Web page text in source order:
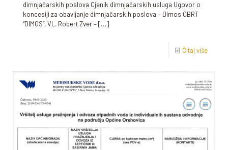
dimnjačarskih poslova Cjenik dimnjačarskih usluga Ugovor o
koncesiji za obavljanje dimnjačarskih poslova – Dimos OBRT
“DIMOS”, VL. Robert Zver –[…]
Čitaj više